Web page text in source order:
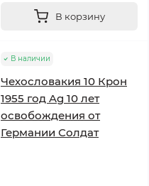
В корзину
В наличии
Чехословакия 10 Крон
1955 год Ag 10 лет
освобождения от
Германии Солдат